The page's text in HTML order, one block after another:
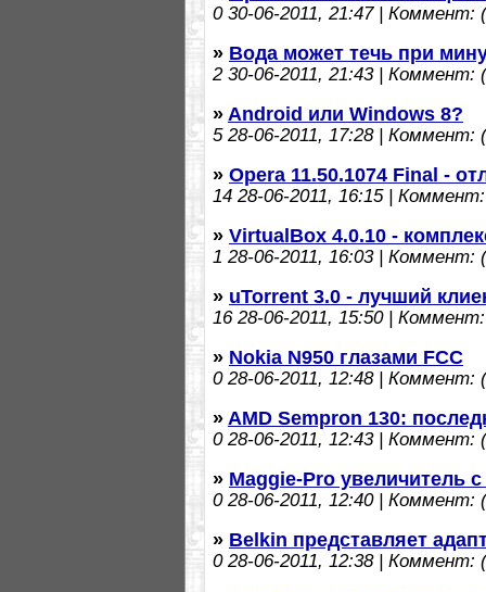
030-06-2011, 21:47 | Коммент:
» Вода может течь при
230-06-2011, 21:43 | Коммент:
» Android или Windows 8?
528-06-2011, 17:28 | Коммент:
» Opera 11.50.1074 Final -
14 28-06-2011, 16:15 |
» VirtualBox 4.0.10 -
1 28-06-2011, 16:03 | Коммент:
» uTorrent 3.0 - лучший
1628-06-2011, 15:50 |
» Nokia N950 глазами FCC
028-06-2011, 12:48 | Коммент:
» AMD Sempron 130:
028-06-2011, 12:43 | Коммент:
» Maggie-Pro увеличитель
028-06-2011, 12:40 | Коммент:
» Belkin представляет
028-06-2011, 12:38 | Коммент: